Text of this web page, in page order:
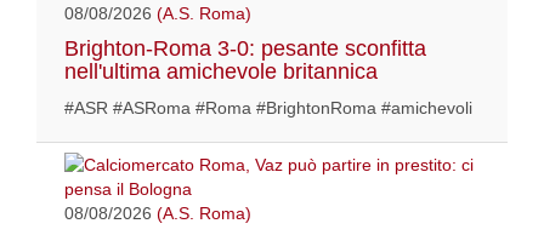
08/08/2026 (A.S. Roma)
Brighton-Roma 3-0: pesante sconfitta
nell'ultima amichevole britannica
#ASR #ASRoma #Roma #BrightonRoma #amichevoli
08/08/2026 (A.S. Roma)